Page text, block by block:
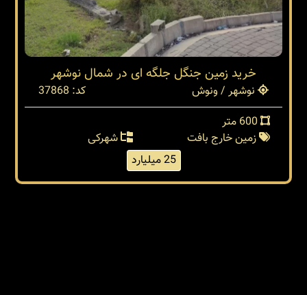
خرید زمین جنگل جلگه ای در شمال نوشهر
نوشهر / ونوش
کد: 37868
زمین خارج بافت
شهرکی
25 میلیارد